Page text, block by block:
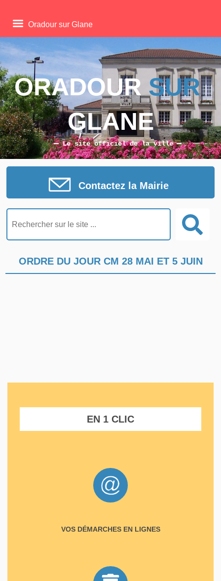
ORADOUR SUR
GLANE
Le site officiel de la ville
EN 1 CLIC
VOS DÉMARCHES EN LIGNES
ORDRE DU JOUR CM 28 MAI ET 5 JUIN
Oradour sur Glane